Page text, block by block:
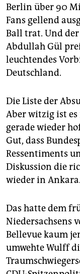
abo
genossenschaft
epaper login
Berlin über 90
Fans gellend
Ball trat. Und
Abdullah Gül
leuchtendes
Deutschland.
Die Liste der
Aber witzig ist
gerade wieder
Gut, dass
Ressentiments
Diskussion die
wieder in Ankara.
Das hatte dem
Niedersachsens
Bellevue kaum
umwehte Wulff